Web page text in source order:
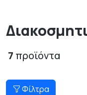
7 προϊόντα
Φίλτρα